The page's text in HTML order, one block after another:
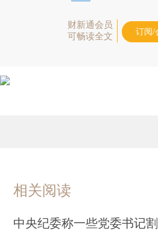
财新通会员
可畅读全文
订阅/
相关阅读
中央纪委称一些党委书记